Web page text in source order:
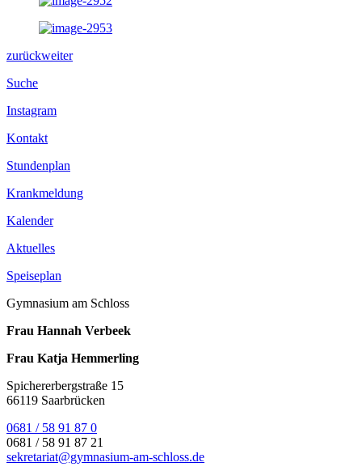
zurückweiter
Suche
Instagram
Kontakt
Stundenplan
Krankmeldung
Kalender
Aktuelles
Speiseplan
Gymnasium am Schloss
Frau Hannah Verbeek
Frau Katja Hemmerling
Spichererbergstraße 15
66119 Saarbrücken
0681 / 58 91 87 0
0681 / 58 91 87 21
sekretariat@gymnasium-am-schloss.de